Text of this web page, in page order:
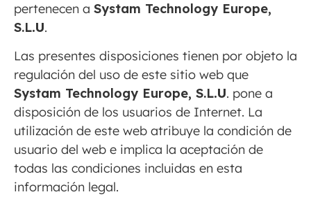
pertenecen a Systam Technology Europe,
S.L.U.
Las presentes disposiciones tienen por objeto la
regulación del uso de este sitio web que
Systam Technology Europe, S.L.U. pone a
disposición de los usuarios de Internet. La
utilización de este web atribuye la condición de
usuario del web e implica la aceptación de
todas las condiciones incluidas en esta
información legal.